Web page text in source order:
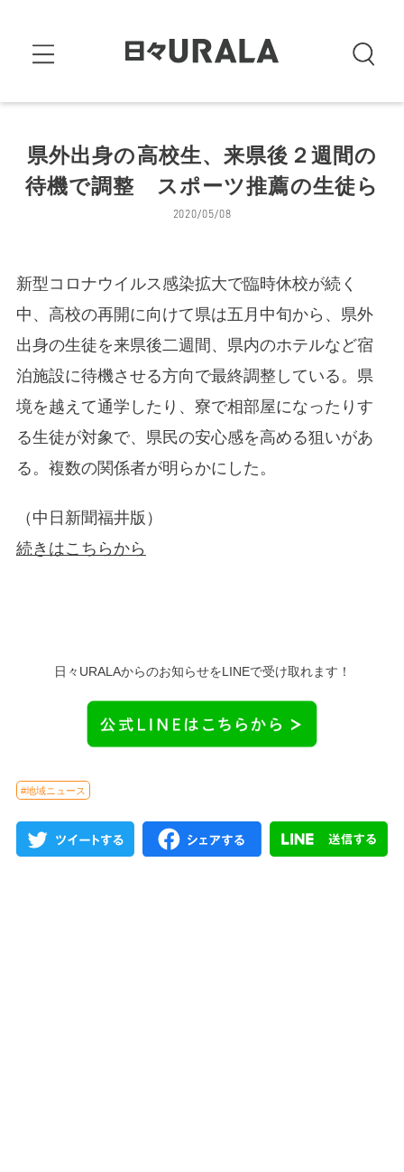
県外出身の高校生、来県後２週間の
待機で調整 スポーツ推薦の生徒ら
2020/05/08
新型コロナウイルス感染拡大で臨時休校が続く
中、高校の再開に向けて県は五月中旬から、県外
出身の生徒を来県後二週間、県内のホテルなど宿
泊施設に待機させる方向で最終調整している。県
境を越えて通学したり、寮で相部屋になったりす
る生徒が対象で、県民の安心感を高める狙いがあ
る。複数の関係者が明らかにした。
（中日新聞福井版）
続きはこちらから
日々URALAからのお知らせをLINEで受け取れます！
#地域ニュース